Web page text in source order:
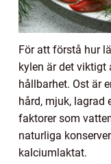
För att förstå hur
kylen är det viktigt
hållbarhet. Ost är
hård, mjuk, lagrad
faktorer som
naturliga
kalciumlaktat.